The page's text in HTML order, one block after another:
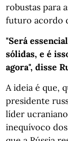
robustas para
futuro acordo
"Será
sólidas, e é
agora", disse
A ideia é que,
presidente
líder
inequívoco